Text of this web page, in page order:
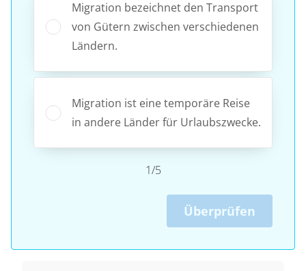
Migration bezeichnet den Transport
von Gütern zwischen verschiedenen
Ländern.
Migration ist eine temporäre Reise
in andere Länder für Urlaubszwecke.
1/5
Überprüfen